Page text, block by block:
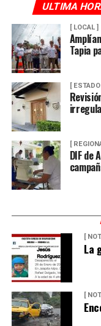
ULTIMA
[ LOCAL ]
Tapia
[ ESTADO
[
DIF de
[
La
[